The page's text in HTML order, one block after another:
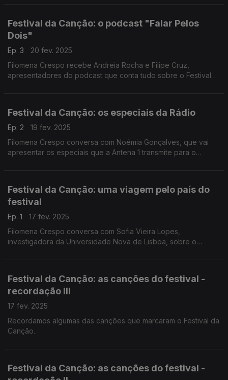
Festival da Canção: o podcast "Falar Pelos
Dois"
Ep. 3
20 fev. 2025
Filomena Crespo recebe Andreia Rocha e Filipe Cruz,
apresentadores do podcast que conta tudo sobre o Festival
Festival da Canção: os especiais da Rádio
Ep. 2
19 fev. 2025
Filomena Crespo conversa com Noémia Gonçalves, que vai
apresentar os especiais que a Antena 1 transmite para o
Festival da Canção: uma viagem pelo país do
festival
Ep. 1
17 fev. 2025
Filomena Crespo conversa com Sofia Vieira Lopes,
investigadora da Universidade Nova de Lisboa, sobre o
Festival da Canção: as canções do festival -
recordação III
17 fev. 2025
Recordamos algumas das canções que marcaram o Festival da
Canção.
Festival da Canção: as canções do festival -